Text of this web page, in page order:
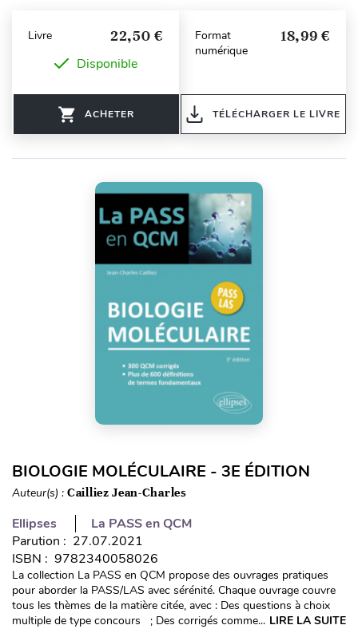
Livre 22,50 €
Disponible
ACHETER
Format
numérique
18,99 €
TÉLÉCHARGER LE LIVRE
BIOLOGIE MOLÉCULAIRE - 3E ÉDITION
Auteur(s) : Cailliez Jean-Charles
Ellipses
La PASS en QCM
Parution : 27.07.2021
ISBN : 9782340058026
La collection La PASS en QCM propose des ouvrages pratiques
pour aborder la PASS/LAS avec sérénité. Chaque ouvrage couvre
tous les thèmes de la matière citée, avec : Des questions à choix
multiple de type concours ; Des corrigés comme... LIRE LA SUITE